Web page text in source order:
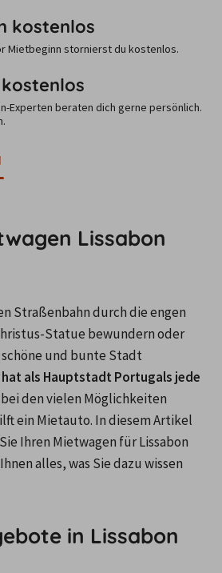
kostenlos
Mietbeginn stornierst du kostenlos.
Experten beraten dich gerne persönlich.
Lissabon
Straßenbahn durch die engen
Statue bewundern oder
und bunte Stadt
als Hauptstadt Portugals jede
bei den vielen Möglichkeiten
ein Mietauto. In diesem Artikel
Ihren Mietwagen für Lissabon
alles, was Sie dazu wissen
in Lissabon